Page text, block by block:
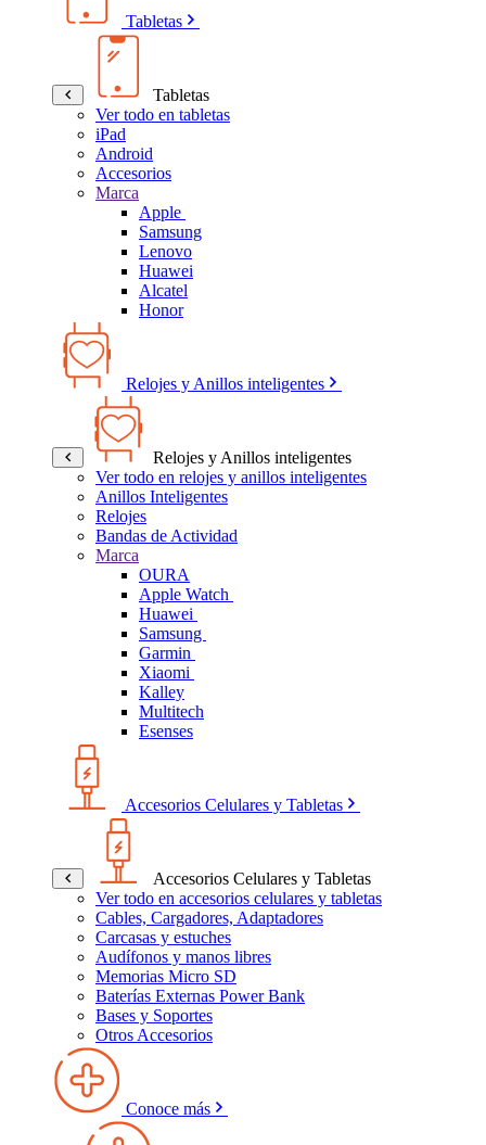
Tabletas
Tabletas
Ver todo en tabletas
iPad
Android
Accesorios
Marca
Apple
Samsung
Lenovo
Huawei
Alcatel
Honor
Relojes y Anillos inteligentes
Relojes y Anillos inteligentes
Ver todo en relojes y anillos inteligentes
Anillos Inteligentes
Relojes
Bandas de Actividad
Marca
OURA
Apple Watch
Huawei
Samsung
Garmin
Xiaomi
Kalley
Multitech
Esenses
Accesorios Celulares y Tabletas
Accesorios Celulares y Tabletas
Ver todo en accesorios celulares y tabletas
Cables, Cargadores, Adaptadores
Carcasas y estuches
Audífonos y manos libres
Memorias Micro SD
Baterías Externas Power Bank
Bases y Soportes
Otros Accesorios
Conoce más